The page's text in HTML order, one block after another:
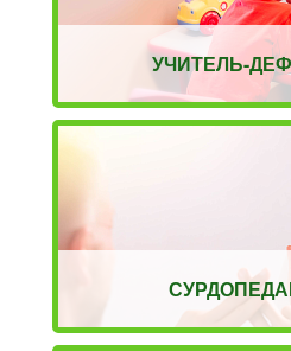
УЧИТЕЛЬ-